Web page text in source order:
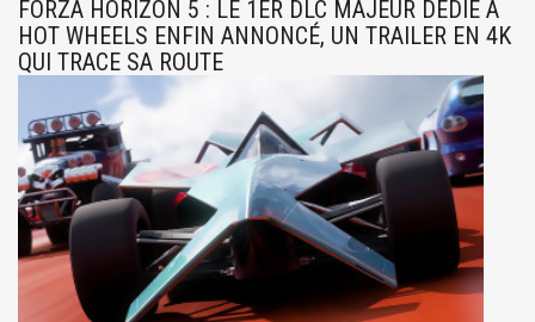
FORZA HORIZON 5 : LE 1ER DLC MAJEUR DÉDIÉ À
HOT WHEELS ENFIN ANNONCÉ, UN TRAILER EN 4K
QUI TRACE SA ROUTE